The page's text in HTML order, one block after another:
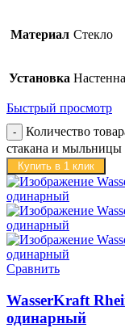
Материал Стекло
Установка
Быстрый просмотр
Количество
стакана и мыльницы
Купить в 1 клик
Сравнить
WasserKraft
одинарный